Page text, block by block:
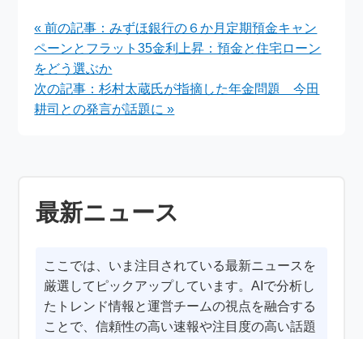
tomorrow to come」
プレミア公開や5thツ
アー情報まで徹底解説
が帰還
« 前の記事：みずほ銀行の６か月定期預金キャン
ペーンとフラット35金利上昇：預金と住宅ローン
をどう選ぶか
次の記事：杉村太蔵氏が指摘した年金問題 今田
耕司との発言が話題に »
最新ニュース
ここでは、いま注目されている最新ニュースを
厳選してピックアップしています。AIで分析し
たトレンド情報と運営チームの視点を融合する
ことで、信頼性の高い速報や注目度の高い話題